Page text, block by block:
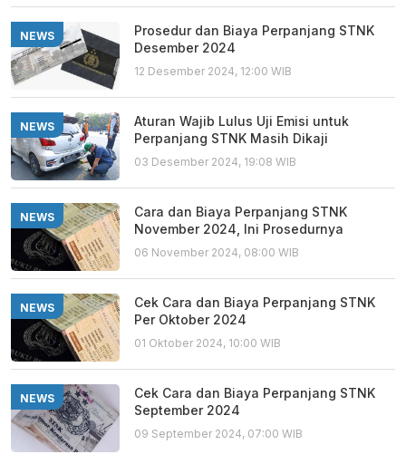
NEWS
Prosedur dan Biaya Perpanjang STNK
Desember 2024
12 Desember 2024, 12:00 WIB
NEWS
Aturan Wajib Lulus Uji Emisi untuk
Perpanjang STNK Masih Dikaji
03 Desember 2024, 19:08 WIB
NEWS
Cara dan Biaya Perpanjang STNK
November 2024, Ini Prosedurnya
06 November 2024, 08:00 WIB
NEWS
Cek Cara dan Biaya Perpanjang STNK
Per Oktober 2024
01 Oktober 2024, 10:00 WIB
NEWS
Cek Cara dan Biaya Perpanjang STNK
September 2024
09 September 2024, 07:00 WIB